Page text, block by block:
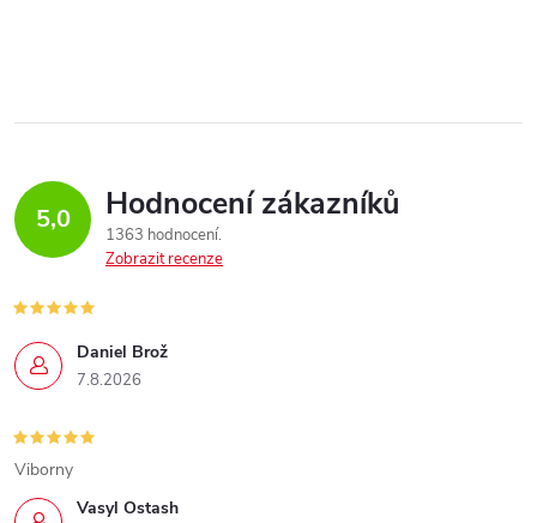
5,0 Hodnocení zákazníků
1363 hodnocení
Zobrazit recenze
Daniel Brož
7.8.2026
Vasyl Ostash
Viborny